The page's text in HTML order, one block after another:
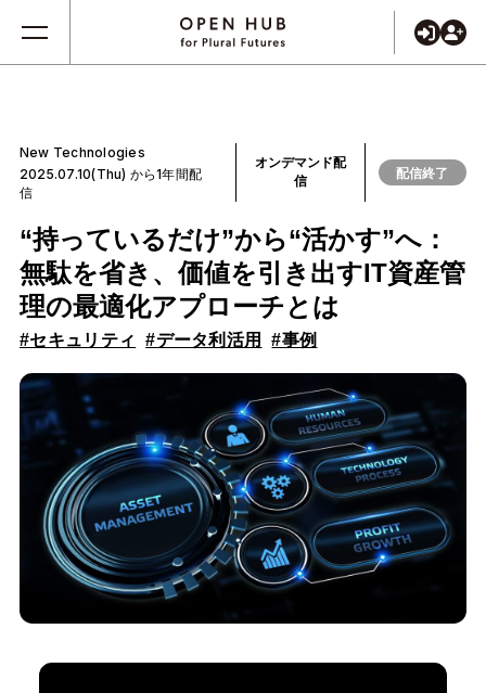
New Technologies
2025.07.10(Thu) から1年間配
信
オンデマンド配
信
配信終了
“持っているだけ”から“活かす”へ：
無駄を省き、価値を引き出すIT資産管
理の最適化アプローチとは
#セキュリティ #データ利活用 #事例